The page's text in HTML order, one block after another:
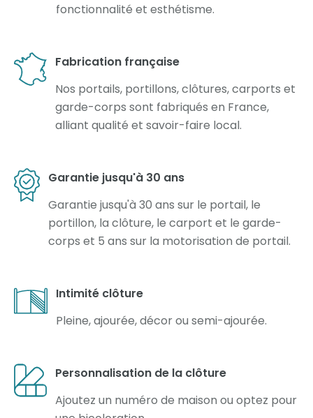
fonctionnalité et esthétisme.
Fabrication française
Nos portails, portillons, clôtures, carports et
garde-corps sont fabriqués en France,
alliant qualité et savoir-faire local.
Garantie jusqu'à 30 ans
Garantie jusqu'à 30 ans sur le portail, le
portillon, la clôture, le carport et le garde-
corps et 5 ans sur la motorisation de portail.
Intimité clôture
Pleine, ajourée, décor ou semi-ajourée.
Personnalisation de la clôture
Ajoutez un numéro de maison ou optez pour